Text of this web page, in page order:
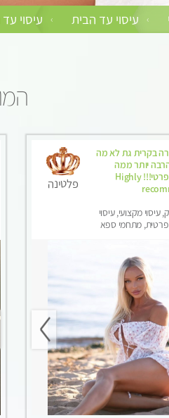
› עיסוי עד הבית › עיסוי
בקרית גת לא מה
יותר ממה
שדמיינת פרטי!!! Highly
עיסוי מקצועי, עיסוי
מתחמי ספא
פלטינה